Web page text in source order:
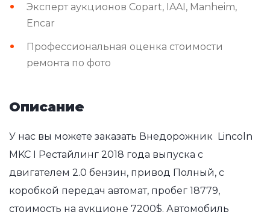
Эксперт аукционов Copart, IAAI, Manheim,
Encar
Профессиональная оценка стоимости
ремонта по фото
Описание
У нас вы можете заказать Внедорожник Lincoln
MKC I Рестайлинг 2018 года выпуска с
двигателем 2.0 бензин, привод Полный, с
коробкой передач автомат, пробег 18779,
стоимость на аукционе 7200$. Автомобиль